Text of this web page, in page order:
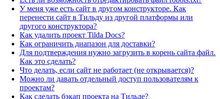
У меня уже есть сайт в другом конструкторе. Как
перенести сайт в Тильду из другой платформы или
другого конструктора?
Как удалить проект Tilda Docs?
Как ограничить диапазон для доставки?
Для подтверждения нужно загрузить в корень сайта файл.
Как это сделать?
Что делать, если сайт не работает (не открывается)?
Можно ли давать отдельный доступ пользователям к
проектам?
Как сделать бэкап проекта на Тильде?